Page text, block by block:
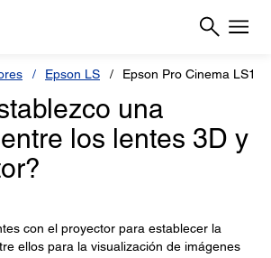
Epson LS Epson Pro Cinema
una
los lentes 3D y
con el proyector para establecer la
ellos para la visualización de imágenes